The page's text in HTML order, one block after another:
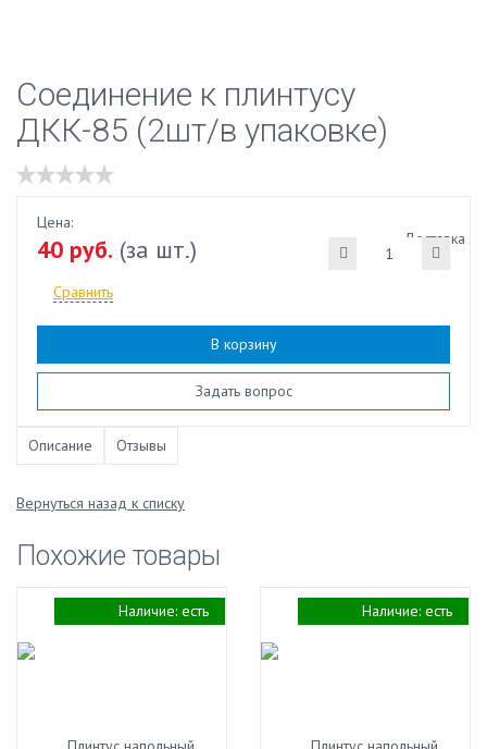
Соединение к плинтусу
ДКК-85 (2шт/в упаковке)
Доставка
Цена:
40 руб. (за шт.)
Сравнить
В корзину
Задать вопрос
Описание Отзывы
Вернуться назад к списку
Похожие товары
Наличие: есть Наличие: есть